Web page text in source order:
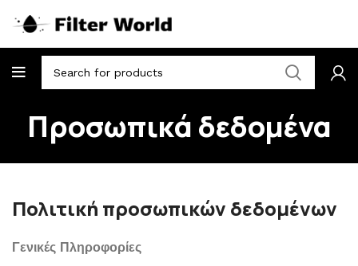
Προσωπικά δεδομένα
Πολιτική προσωπικών δεδομένων
Γενικές Πληροφορίες